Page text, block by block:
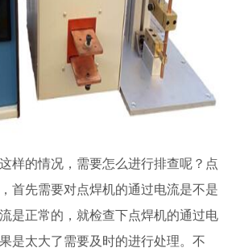
样的情况，需要怎么进行排查呢？点
首先需要对点焊机的通过电流是不是
是正常的，就检查下点焊机的通过电
是太大了需要及时的进行处理。不